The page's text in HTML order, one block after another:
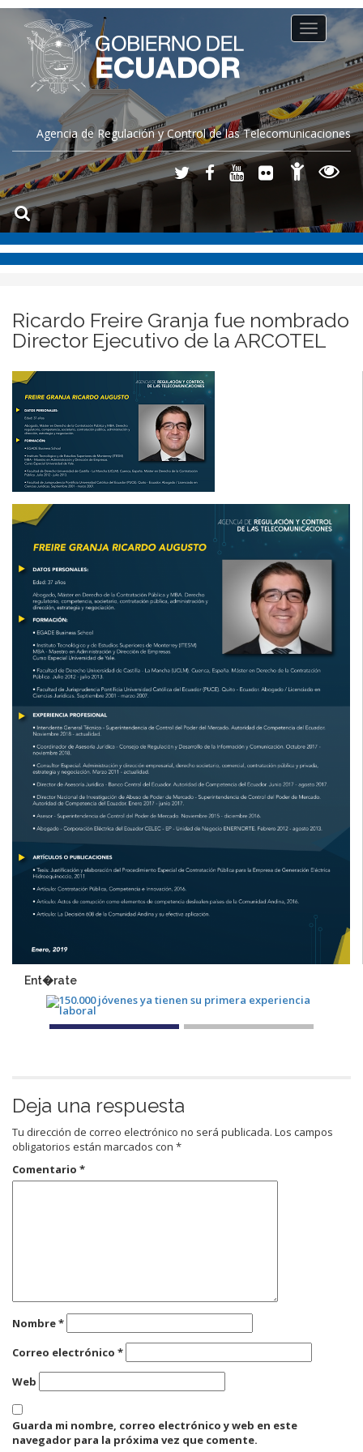
Agencia de Regulación y Control de las Telecomunicaciones
Toggle
navigation
Ricardo Freire Granja fue nombrado
Director Ejecutivo de la ARCOTEL
Ent�rate
Deja una respuesta
Tu dirección de correo electrónico no será publicada. Los campos
obligatorios están marcados con *
Comentario *
Nombre*
Correo electrónico *
Web
Guarda mi nombre, correo electrónico y web en este
navegador para la próxima vez que comente.